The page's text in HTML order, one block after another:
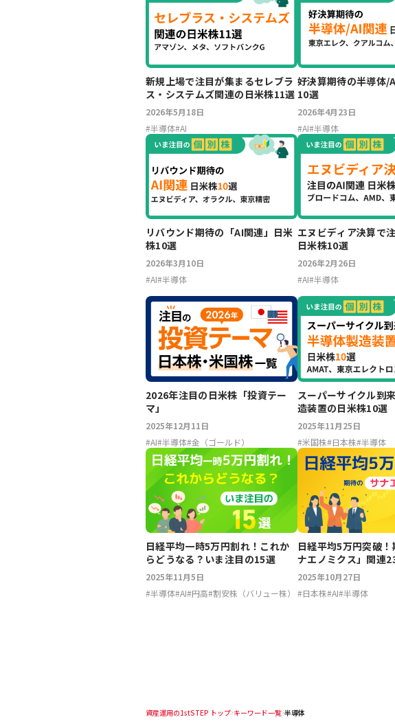
新規上場で注目が集まるセレブラ
ス・システムズ関連の日米株11選
2026年5月18日
#半導体#AI
好決算期待の半導体/
10選
2026年4月23日
#AI#半導体
リバウンド期待の「AI関連」日米
株10選
2026年3月10日
#AI#半導体
エヌビディア決算で
日米株10選
2026年2月26日
#AI#半導体
2026年注目の日米株「投資テー
マ」
2025年12月11日
#AI#半導体#金（ゴールド）
スーパーサイクル到
造装置の日米株10選
2025年11月25日
#米国株#日本株#半導体
日経平均一時5万円割れ！これか
らどうなる？いま注目の15選
2025年11月5日
#半導体#AI#円高#割安株（バリュー株）
日経平均5万円突破
ナエノミクス」関連
2025年10月27日
#日本株#AI#半導体
資産運用の1stSTEP トップ キーワード一覧 半導体